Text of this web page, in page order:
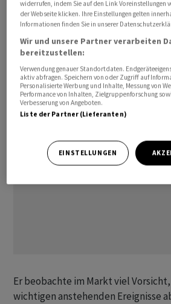
Leitzins. Es wird damit gerechnet,
Prozentpunkte erhöht, damit aber
Zinserhöhungen weiter drosselt.
Zinsschritt werden Äusserungen zur
Entwicklung werden.
Er beobachte im Markt viel
wichtigen anstehenden Ereignisse
widerrufen, indem Sie auf den Link Voreinstellungen
der Webseite klicken. Ihre Einstellungen gelten
Informationen finden Sie in unserer
Wir und unsere Partner verarbeiten
bereitzustellen:
Verwendung genauer Standortdaten.
aktiv abfragen. Speichern von oder Zugriff auf
Personalisierte Werbung und Inhalte, Messung von
Performance von Inhalten, Zielgruppenforschung
Verbesserung von Angeboten.
Liste der Partner (Lieferanten)
EINSTELLUNGEN